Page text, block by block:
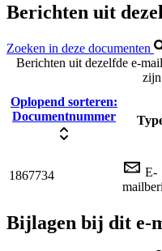
Berichten uit
Zoeken in deze documenten
Berichten uit dezelfde e-
zijn
Oplopend sorteren:
Documentnummer
1867734
E-
Bijlagen bij dit e-